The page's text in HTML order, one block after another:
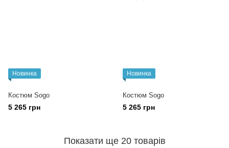
Новинка
Костюм Sogo
5 265 грн
Новинка
Костюм Sogo
5 265 грн
Показати ще 20 товарів